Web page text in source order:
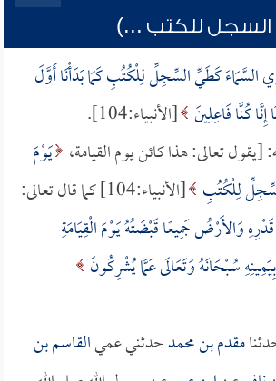
للكتب ...)
السَّمَاءَ كَطَيِّ السِّجِلِّ لِلْكُتُبِ كَمَا بَدَأْنَا أَوَّلَ
كُنَّا فَاعِلِينَ [الأنبياء:104].
[يقول تعالى: هذا كائن يوم القيامة، يَوْمَ
لِلْكُتُبِ [الأنبياء:104] كما قال تعالى:
وَالأَرْضُ جَمِيعًا قَبْضَتُهُ يَوْمَ الْقِيَامَةِ
سُبْحَانَهُ وَتَعَالَى عَمَّا يُشْرِكُونَ
مقدم بن محمدحدثني عميالقاسم بن